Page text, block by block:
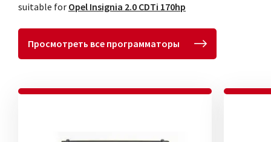
suitable for Opel Insignia 2.0 CDTi 170hp
Просмотреть все программаторы